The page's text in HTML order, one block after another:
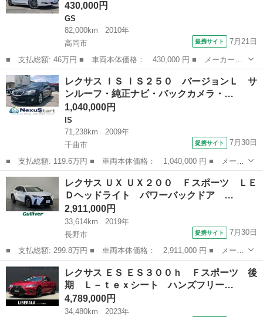
430,000円
GS
82,000km
2010年
高岡市
提携サイト 7月21日
■ 支払総額: 46万円 ■ 車両本体価格： 430,000 円 ■ メーカー
名： レクサス ■ 車種名： ＧＳ ■ グレード名： ＧＳ３５０
４ＷＤ 黒革 ■ 排気量： 3500cc ■ ドア枚数： 4D ■ ミッショ
ン...
富山 高岡市 GS
レクサス ＩＳ ＩＳ２５０ バージョンＬ サ
ンルーフ・純正ナビ・バックカメラ・…
1,040,000円
IS
71,238km
2009年
千曲市
提携サイト 7月30日
■ 支払総額: 119.6万円 ■ 車両本体価格： 1,040,000 円 ■ メーカ
ー名： レクサス ■ 車種名： ＩＳ ■ グレード名： ＩＳ２５
０ バージョンＬ サンルーフ・純正ナビ・バックカメラ・ＥＴＣ・
マークレビ...
長野 千曲市 IS
レクサス ＵＸ ＵＸ２００ Ｆスポーツ ＬＥ
Ｄヘッドライト パワーバックドア …
2,911,000円
33,614km
2019年
長野市
提携サイト 7月30日
■ 支払総額: 299.8万円 ■ 車両本体価格： 2,911,000 円 ■ メーカ
ー名： レクサス ■ 車種名： ＵＸ ■ グレード名： ＵＸ２０
０ Ｆスポーツ ＬＥＤヘッドライト パワーバックドア ＢＳＭ
純正ナビ ...
長野 長野市 レクサス
レクサス ＥＳ ＥＳ３００ｈ Ｆスポーツ 後
期 Ｌ－ｔｅｘシート ハンズフリー…
4,789,000円
34,480km
2023年